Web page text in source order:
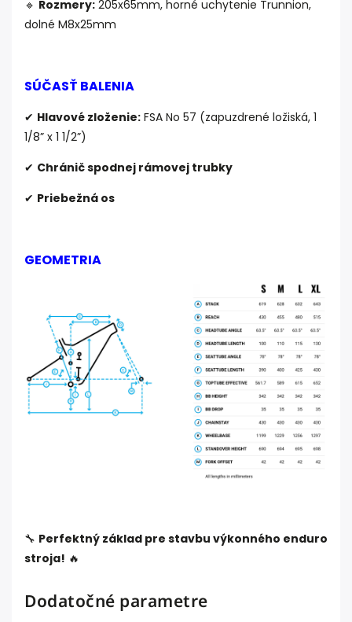
🔹 Rozmery: 205x65mm, horné uchytenie Trunnion,
dolné M8x25mm
SÚČASŤ BALENIA
✔ Hlavové zloženie: FSA No 57 (zapuzdrené ložiská, 1
1/8” x 1 1/2”)
✔ Chránič spodnej rámovej trubky
✔ Priebežná os
GEOMETRIA
🔧 Perfektný základ pre stavbu výkonného enduro
stroja! 🔥
Dodatočné parametre